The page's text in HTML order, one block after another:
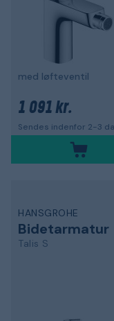
med løfteventil
1 091 kr.
Sendes indenfor 2-3
HANSGROHE
Bidetarmatur
Talis S